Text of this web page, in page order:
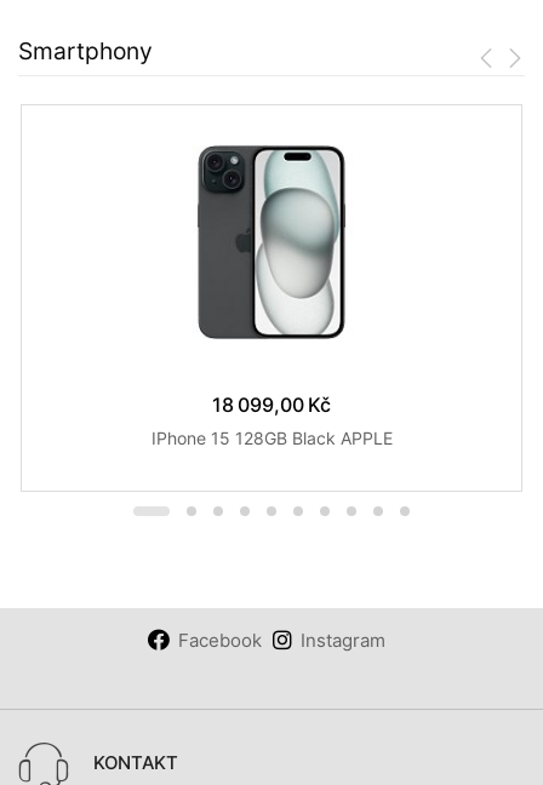
Smartphony
18 099,00 Kč
IPhone 15 128GB Black APPLE
Facebook Instagram
KONTAKT